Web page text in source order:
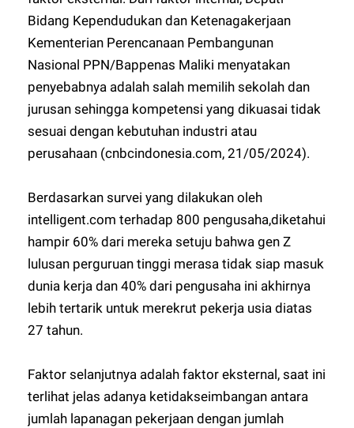
Bidang Kependudukan dan Ketenagakerjaan
Kementerian Perencanaan Pembangunan
Nasional PPN/Bappenas Maliki menyatakan
penyebabnya adalah salah memilih sekolah dan
jurusan sehingga kompetensi yang dikuasai tidak
sesuai dengan kebutuhan industri atau
perusahaan (cnbcindonesia.com, 21/05/2024).
Berdasarkan survei yang dilakukan oleh
intelligent.com terhadap 800 pengusaha,diketahui
hampir 60% dari mereka setuju bahwa gen Z
lulusan perguruan tinggi merasa tidak siap masuk
dunia kerja dan 40% dari pengusaha ini akhirnya
lebih tertarik untuk merekrut pekerja usia diatas
27 tahun.
Faktor selanjutnya adalah faktor eksternal, saat ini
terlihat jelas adanya ketidakseimbangan antara
jumlah lapanagan pekerjaan dengan jumlah